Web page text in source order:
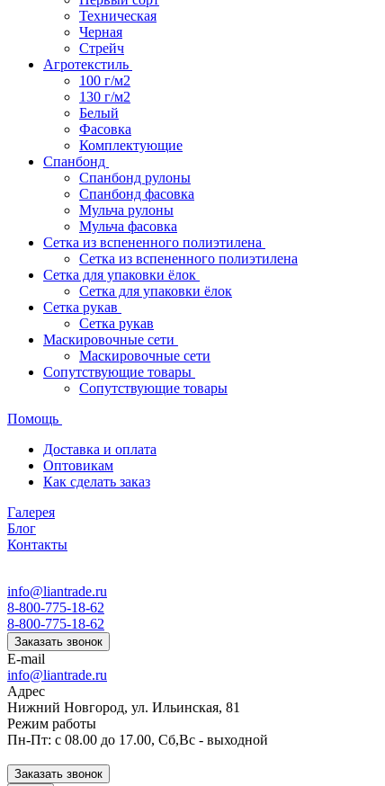
Техническая
Черная
Стрейч
Агротекстиль
100 г/м2
130 г/м2
Белый
Фасовка
Комплектующие
Спанбонд
Спанбонд рулоны
Спанбонд фасовка
Мульча рулоны
Мульча фасовка
Сетка из вспененного полиэтилена
Сетка из вспененного полиэтилена
Сетка для упаковки ёлок
Сетка для упаковки ёлок
Сетка рукав
Сетка рукав
Маскировочные сети
Маскировочные сети
Сопутствующие товары
Сопутствующие товары
Помощь
Доставка и оплата
Оптовикам
Как сделать заказ
Галерея
Блог
Контакты
info@liantrade.ru
8-800-775-18-62
8-800-775-18-62
Заказать звонок
E-mail
info@liantrade.ru
Адрес
Нижний Новгород, ул. Ильинская, 81
Режим работы
Пн-Пт: c 08.00 до 17.00, Cб,Вс - выходной
Заказать звонок